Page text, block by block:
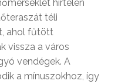
hirtelen
téli
ahol fűtött
vissza a város
vendégek. A
a mínuszokhoz, így